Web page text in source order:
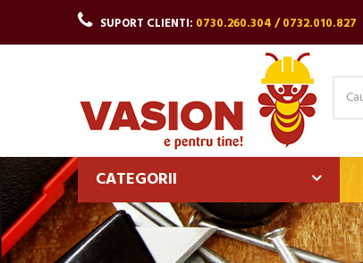
SUPORT CLIENTI: 0730.260.304 / 0732.010.827
CATEGORII